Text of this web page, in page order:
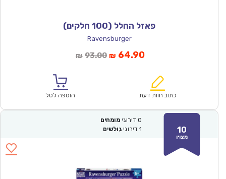
פאזל החלל (100 חלקים)
Ravensburger
₪ 93.00המחיר
₪93.00.
₪ 64.90המחיר
הוא:
כתוב חוות דעת הוספה לסל
10
מצוין
0 דירוגי מומחים
1 דירוגי גולשים